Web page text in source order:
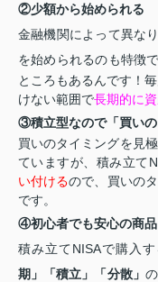
②少額から始められる
金融機関によって異な
を始められるのも特徴
ところもあるんです！
けない範囲で長期的に
③積立型なので「買い
買いのタイミングを見
ていますが、積み立て
い付けるので、買いの
です。
④初心者でも安心の商品
積み立てNISAで購入
期」
「積立」「分散」